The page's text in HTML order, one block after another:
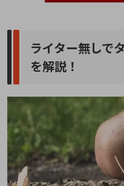
ライター無しで
を解説！